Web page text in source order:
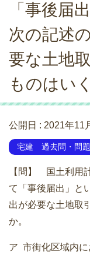
「事後届
次の記述
要な土地
ものはい
公開日 : 2021年11
宅建 過去問・問題
【問】 国土利用
て「事後届出」と
出が必要な土地取
か。
ア 市街化区域内